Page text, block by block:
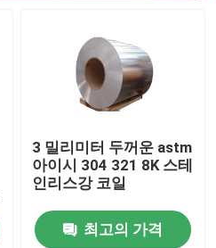
3 밀리미터 두꺼운 astm
아이시 304 321 8K 스테
인리스강 코일
최고의 가격